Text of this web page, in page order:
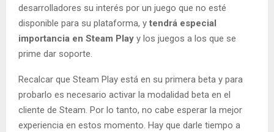
desarrolladores su interés por un juego que no esté
disponible para su plataforma, y tendrá especial
importancia en Steam Play y los juegos a los que se
prime dar soporte.
Recalcar que Steam Play está en su primera beta y para
probarlo es necesario activar la modalidad beta en el
cliente de Steam. Por lo tanto, no cabe esperar la mejor
experiencia en estos momento. Hay que darle tiempo a